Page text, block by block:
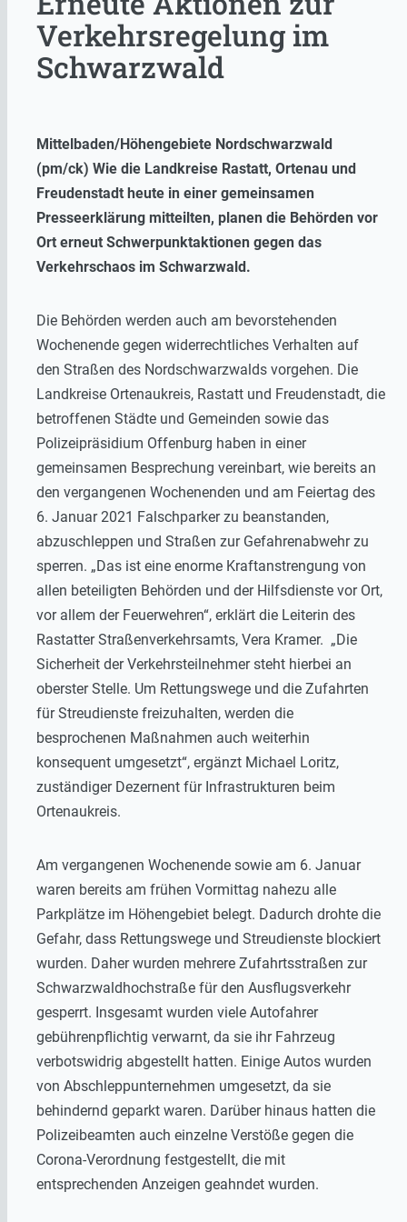
Verkehrsregelung im
Schwarzwald
Mittelbaden/Höhengebiete Nordschwarzwald
(pm/ck) Wie die Landkreise Rastatt, Ortenau und
Freudenstadt heute in einer gemeinsamen
Presseerklärung mitteilten, planen die Behörden vor
Ort erneut Schwerpunktaktionen gegen das
Verkehrschaos im Schwarzwald.
Die Behörden werden auch am bevorstehenden
Wochenende gegen widerrechtliches Verhalten auf
den Straßen des Nordschwarzwalds vorgehen. Die
Landkreise Ortenaukreis, Rastatt und Freudenstadt, die
betroffenen Städte und Gemeinden sowie das
Polizeipräsidium Offenburg haben in einer
gemeinsamen Besprechung vereinbart, wie bereits an
den vergangenen Wochenenden und am Feiertag des
6. Januar 2021 Falschparker zu beanstanden,
abzuschleppen und Straßen zur Gefahrenabwehr zu
sperren. „Das ist eine enorme Kraftanstrengung von
allen beteiligten Behörden und der Hilfsdienste vor Ort,
vor allem der Feuerwehren“, erklärt die Leiterin des
Rastatter Straßenverkehrsamts, Vera Kramer. „Die
Sicherheit der Verkehrsteilnehmer steht hierbei an
oberster Stelle. Um Rettungswege und die Zufahrten
für Streudienste freizuhalten, werden die
besprochenen Maßnahmen auch weiterhin
konsequent umgesetzt“, ergänzt Michael Loritz,
zuständiger Dezernent für Infrastrukturen beim
Ortenaukreis.
Am vergangenen Wochenende sowie am 6. Januar
waren bereits am frühen Vormittag nahezu alle
Parkplätze im Höhengebiet belegt. Dadurch drohte die
Gefahr, dass Rettungswege und Streudienste blockiert
wurden. Daher wurden mehrere Zufahrtsstraßen zur
Schwarzwaldhochstraße für den Ausflugsverkehr
gesperrt. Insgesamt wurden viele Autofahrer
gebührenpflichtig verwarnt, da sie ihr Fahrzeug
verbotswidrig abgestellt hatten. Einige Autos wurden
von Abschleppunternehmen umgesetzt, da sie
behindernd geparkt waren. Darüber hinaus hatten die
Polizeibeamten auch einzelne Verstöße gegen die
Corona-Verordnung festgestellt, die mit
entsprechenden Anzeigen geahndet wurden.